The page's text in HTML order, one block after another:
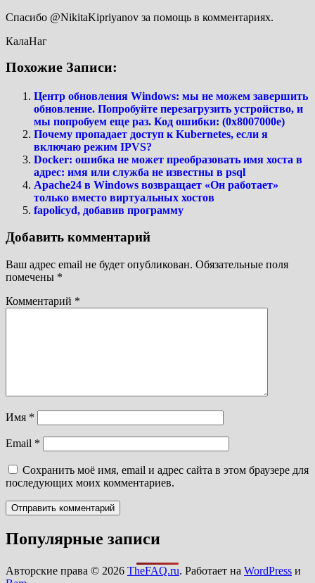
Спасибо @NikitaKipriyanov за помощь в комментариях.
КалаНаг
Похожие Записи:
Центр обновления Windows: мы не можем завершить
обновление. Попробуйте перезагрузить устройство, и
мы попробуем еще раз. Код ошибки: (0x8007000e)
Почему пропадает доступ к Kubernetes, если я
включаю режим IPVS?
Docker: ошибка не может преобразовать имя хоста в
адрес: имя или служба не известны в psql
Apache24 в Windows возвращает «Он работает»
только вместо виртуальных хостов
fapolicyd, добавив программу
Добавить комментарий
Ваш адрес email не будет опубликован. Обязательные поля
помечены *
Комментарий *
Имя *
Email *
Сохранить моё имя, email и адрес сайта в этом браузере для
последующих моих комментариев.
Популярные записи
Авторские права © 2026 TheFAQ.ru. Работает на WordPress и